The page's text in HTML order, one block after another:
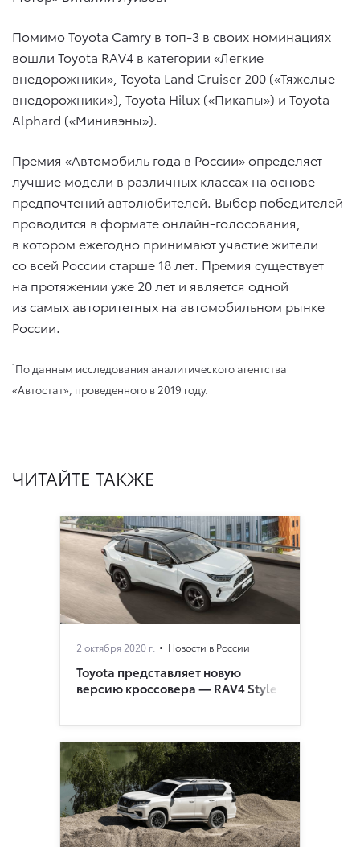
Помимо Toyota Camry в топ-3 в своих номинациях
вошли Toyota RAV4 в категории «Легкие
внедорожники», Toyota Land Cruiser 200 («Тяжелые
внедорожники»), Toyota Hilux («Пикапы») и Toyota
Alphard («Минивэны»).
Премия «Автомобиль года в России» определяет
лучшие модели в различных классах на основе
предпочтений автолюбителей. Выбор победителей
проводится в формате онлайн-голосования,
в котором ежегодно принимают участие жители
со всей России старше 18 лет. Премия существует
на протяжении уже 20 лет и является одной
из самых авторитетных на автомобильном рынке
России.
1По данным исследования аналитического агентства
«Автостат», проведенного в 2019 году.
ЧИТАЙТЕ ТАКЖЕ
2 октября 2020 г. Новости в России
Toyota представляет новую
версию кроссовера — RAV4 Style